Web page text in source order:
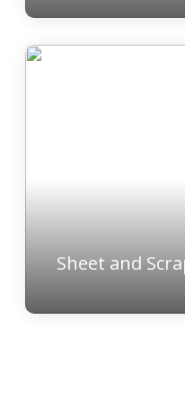
Sheet and